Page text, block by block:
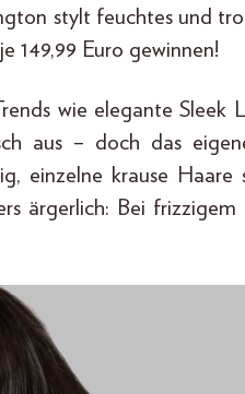
stylt feuchtes und
149,99 Euro gewinnen!
wie elegante Sleek
aus – doch das
einzelne krause Haare
ärgerlich: Bei